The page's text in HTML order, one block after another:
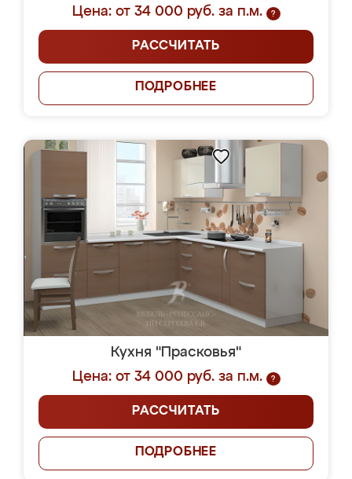
Цена: от 34 000 руб. за п.м.
?
РАССЧИТАТЬ
ПОДРОБНЕЕ
Кухня "Прасковья"
Цена: от 34 000 руб. за п.м.
?
РАССЧИТАТЬ
ПОДРОБНЕЕ